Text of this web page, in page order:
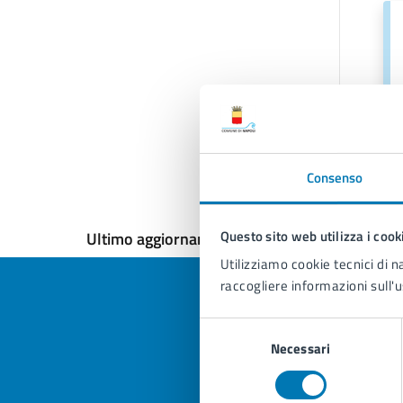
Consenso
Questo sito web utilizza i
Utilizziamo cookie tecnici di
raccogliere informazioni
Necessari
Ultimo aggiornamento:16/03/2026, 11:46